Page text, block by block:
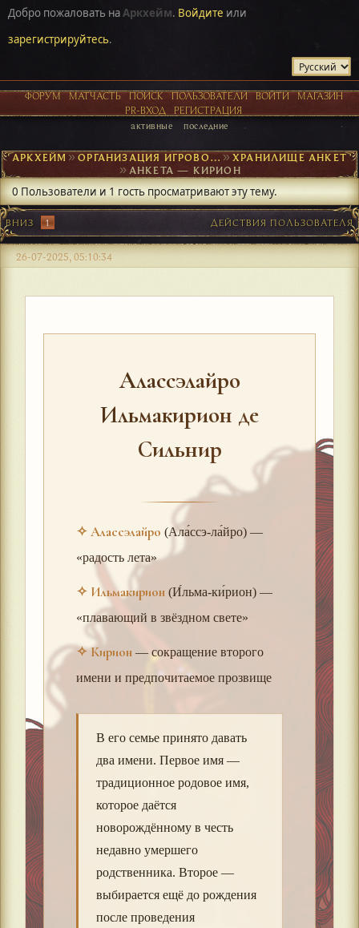
Добро пожаловать наАркхейм. Войдите или
зарегистрируйтесь.
ФОРУМ МАТЧАСТЬ ПОИСК ПОЛЬЗОВАТЕЛИ ВОЙТИ
МАГАЗИН
PR-ВХОД
РЕГИСТРАЦИЯ
активные последние
АРКХЕЙМ► ОРГАНИЗАЦИЯ ИГРОВОГО ПРОЦЕССА ►ХРАНИЛИЩЕ АНКЕТ
►АНКЕТА — КИРИОН
0 Пользователи и 1 гость просматривают эту тему.
ВНИЗ 1 ДЕЙСТВИЯ ПОЛЬЗОВАТЕЛЯ
26-07-2025, 05:10:34